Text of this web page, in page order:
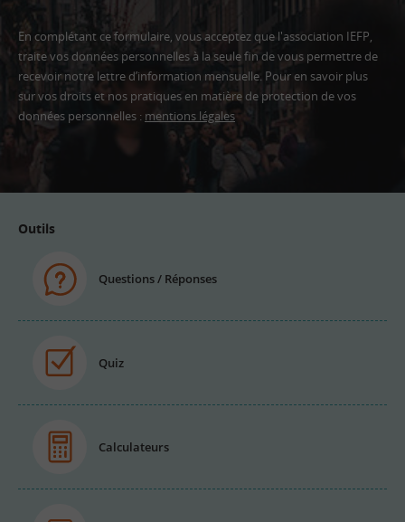
En complétant ce formulaire, vous acceptez que l'association IEFP,
traite vos données personnelles à la seule fin de vous permettre de
recevoir notre lettre d’information mensuelle. Pour en savoir plus
sur vos droits et nos pratiques en matière de protection de vos
données personnelles : mentions légales
Outils
Questions / Réponses
Quiz
Calculateurs